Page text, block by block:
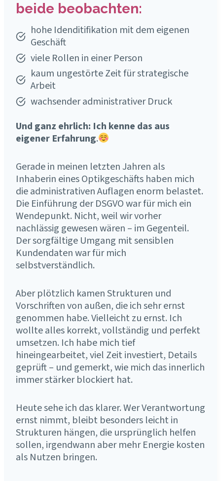
beide beobachten:
hohe Idenditifikation mit dem eigenen
Geschäft
viele Rollen in einer Person
kaum ungestörte Zeit für strategische
Arbeit
wachsender administrativer Druck
Und ganz ehrlich: Ich kenne das aus
eigener Erfahrung.
Gerade in meinen letzten Jahren als
Inhaberin eines Optikgeschäfts haben mich
die administrativen Auflagen enorm belastet.
Die Einführung der DSGVO war für mich ein
Wendepunkt. Nicht, weil wir vorher
nachlässig gewesen wären – im Gegenteil.
Der sorgfältige Umgang mit sensiblen
Kundendaten war für mich
selbstverständlich.
Aber plötzlich kamen Strukturen und
Vorschriften von außen, die ich sehr ernst
genommen habe. Vielleicht zu ernst. Ich
wollte alles korrekt, vollständig und perfekt
umsetzen. Ich habe mich tief
hineingearbeitet, viel Zeit investiert, Details
geprüft – und gemerkt, wie mich das innerlich
immer stärker blockiert hat.
Heute sehe ich das klarer. Wer Verantwortung
ernst nimmt, bleibt besonders leicht in
Strukturen hängen, die ursprünglich helfen
sollen, irgendwann aber mehr Energie kosten
als Nutzen bringen.